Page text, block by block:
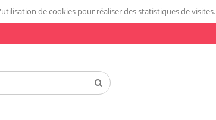
de cookies pour réaliser des statistiques de visites.